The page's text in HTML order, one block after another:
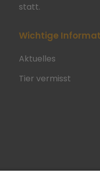
statt.
Wichtige
Aktuelles
Tier vermisst